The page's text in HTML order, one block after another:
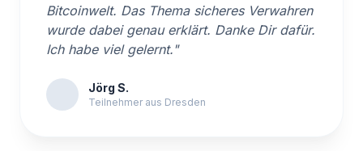
Bitcoinwelt. Das Thema sicheres Verwahren
wurde dabei genau erklärt. Danke Dir dafür.
Ich habe viel gelernt."
Jörg S.
Teilnehmer aus Dresden